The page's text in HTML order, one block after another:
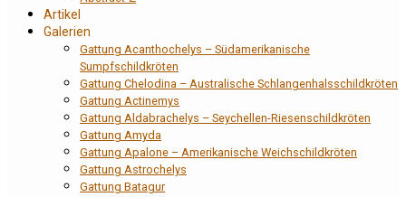
Artikel
Galerien
Gattung Acanthochelys – Südamerikanische
Sumpfschildkröten
Gattung Chelodina – Australische Schlangenhalsschildkröten
Gattung Actinemys
Gattung Aldabrachelys – Seychellen-Riesenschildkröten
Gattung Amyda
Gattung Apalone – Amerikanische Weichschildkröten
Gattung Astrochelys
Gattung Batagur